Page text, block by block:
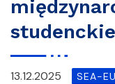
13.12.2025 SEA-EU